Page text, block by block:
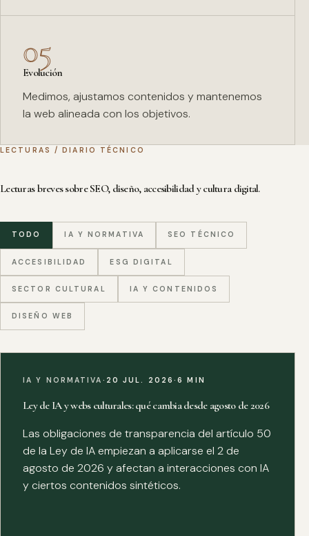
05
Evolución
Medimos, ajustamos contenidos y mantenemos
la web alineada con los objetivos.
LECTURAS / DIARIO TÉCNICO
Lecturas breves sobre SEO, diseño, accesibilidad y cultura digital.
TODO IA Y NORMATIVA SEO TÉCNICO
ACCESIBILIDAD ESG DIGITAL
SECTOR CULTURAL IA Y CONTENIDOS
DISEÑO WEB
IA Y NORMATIVA · 20 JUL. 2026·6 MIN
Ley de IA y webs culturales: qué cambia desde agosto de 2026
Las obligaciones de transparencia del artículo 50
de la Ley de IA empiezan a aplicarse el 2 de
agosto de 2026 y afectan a interacciones con IA
y ciertos contenidos sintéticos.